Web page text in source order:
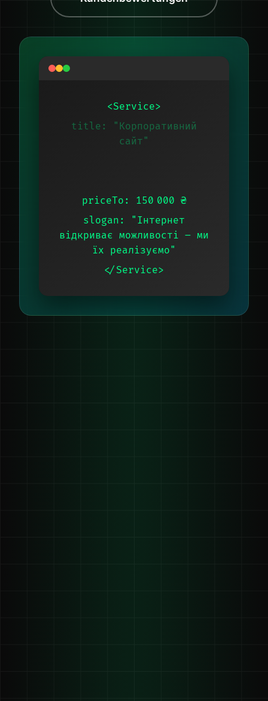
<Service>
title: "Корпоративний
сайт"
priceTo: 150 000 ₴
slogan: "Інтернет
відкриває можливості – ми
їх реалізуємо"
</Service>